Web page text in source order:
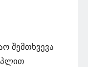
შემთხვევა